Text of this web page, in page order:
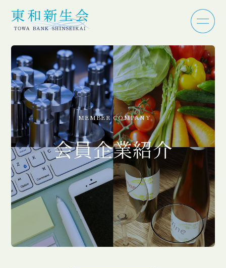
MEMBER COMPANY
会員企業紹介